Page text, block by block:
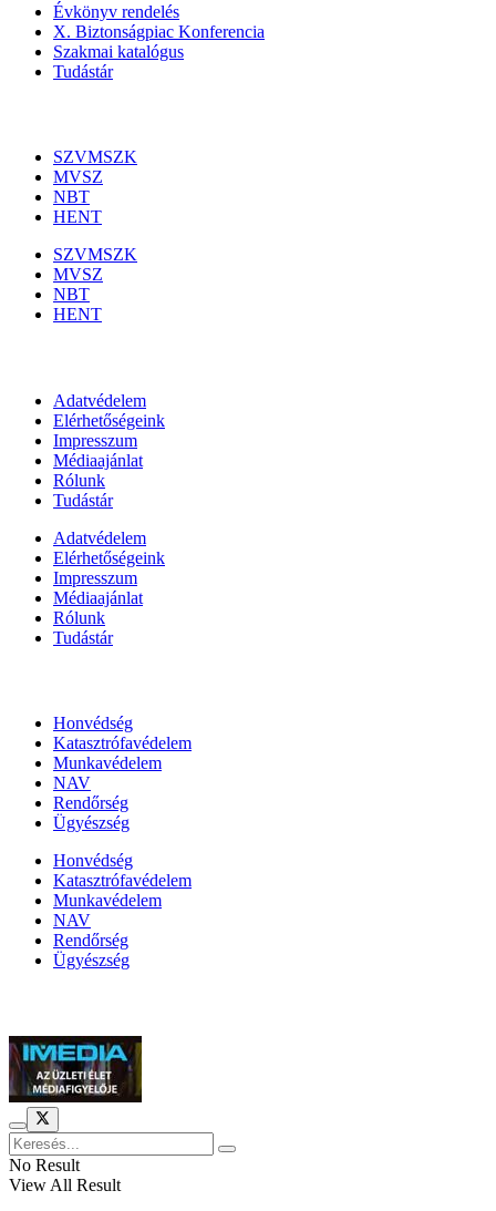
Évkönyv rendelés
X. Biztonságpiac Konferencia
Szakmai katalógus
Tudástár
SZVMSZK
MVSZ
NBT
HENT
SZVMSZK
MVSZ
NBT
HENT
Adatvédelem
Elérhetőségeink
Impresszum
Médiaajánlat
Rólunk
Tudástár
Adatvédelem
Elérhetőségeink
Impresszum
Médiaajánlat
Rólunk
Tudástár
Honvédség
Katasztrófavédelem
Munkavédelem
NAV
Rendőrség
Ügyészség
Honvédség
Katasztrófavédelem
Munkavédelem
NAV
Rendőrség
Ügyészség
No Result
View All Result